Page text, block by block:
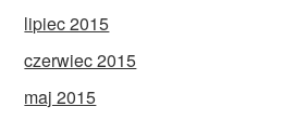
lipiec 2015
czerwiec 2015
maj 2015